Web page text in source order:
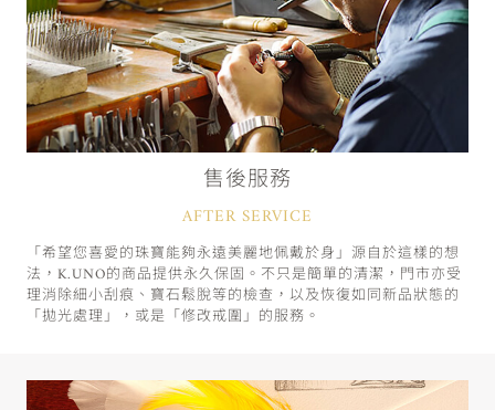
售後服務
AFTER SERVICE
「希望您喜愛的珠寶能夠永遠美麗地佩戴於身」源自於這樣的想
法，K.UNO的商品提供永久保固。不只是簡單的清潔，門市亦受
理消除細小刮痕、寶石鬆脫等的檢查，以及恢復如同新品狀態的
「拋光處理」，或是「修改戒圍」的服務。